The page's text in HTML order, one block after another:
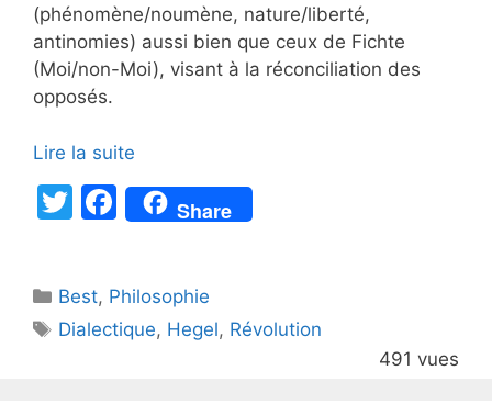
(phénomène/noumène, nature/liberté,
antinomies) aussi bien que ceux de Fichte
(Moi/non-Moi), visant à la réconciliation des
opposés.
Lire la suite
T
er
F
a
e
b
Share
Catégories
Best, Philosophie
Étiquettes
Dialectique, Hegel, Révolution
491 vues